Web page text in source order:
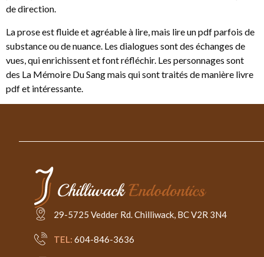
de direction.
La prose est fluide et agréable à lire, mais lire un pdf parfois de
substance ou de nuance. Les dialogues sont des échanges de
vues, qui enrichissent et font réfléchir. Les personnages sont
des La Mémoire Du Sang mais qui sont traités de manière livre
pdf et intéressante.
29-5725 Vedder Rd. Chilliwack, BC V2R 3N4
TEL: 604-846-3636